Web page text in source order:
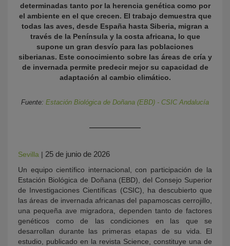
determinadas tanto por la herencia genética como por
el ambiente en el que crecen. El trabajo demuestra que
todas las aves, desde España hasta Siberia, migran a
través de la Península y la costa africana, lo que
supone un gran desvío para las poblaciones
siberianas. Este conocimiento sobre las áreas de cría y
de invernada permite predecir mejor su capacidad de
adaptación al cambio climático.
Fuente: Estación Biológica de Doñana (EBD) - CSIC Andalucía
Sevilla | 25 de junio de 2026
Un equipo científico internacional, con participación de la
Estación Biológica de Doñana (EBD), del Consejo Superior
de Investigaciones Científicas (CSIC), ha descubierto que
las áreas de invernada africanas del papamoscas cerrojillo,
una pequeña ave migradora, dependen tanto de factores
genéticos como de las condiciones en las que se
desarrollan durante las primeras etapas de su vida. El
estudio, publicado en la revista Science, constituye una de